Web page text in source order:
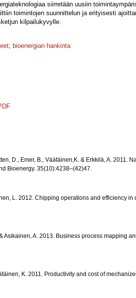
siirretään uusiin
toimintojen suunnittelun ja erityisesti
kilpailukyvylle.
; bioenergian hankinta
D., Emer, B., Väätäinen,K. & Erkkilä, A. 2011.
Bioenergy. 35(10):4238–(42)47.
L. 2012. Chipping operations and efficiency
Asikainen, A. 2013. Business process mapping
K. 2011. Productivity and cost of